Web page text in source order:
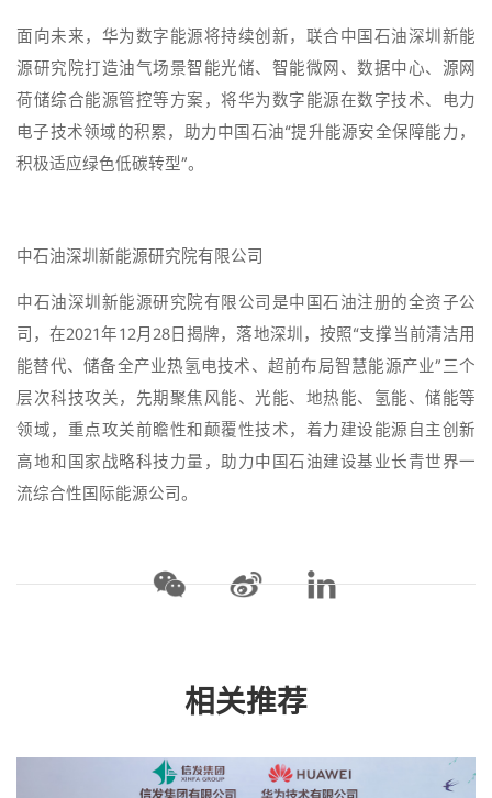
面向未来，华为数字能源将持续创新，联合中国石油深圳新能
源研究院打造油气场景智能光储、智能微网、数据中心、源网
荷储综合能源管控等方案，将华为数字能源在数字技术、电力
电子技术领域的积累，助力中国石油“提升能源安全保障能力，
积极适应绿色低碳转型”。
中石油深圳新能源研究院有限公司
中石油深圳新能源研究院有限公司是中国石油注册的全资子公
司，在2021年12月28日揭牌，落地深圳，按照“支撑当前清洁用
能替代、储备全产业热氢电技术、超前布局智慧能源产业”三个
层次科技攻关，先期聚焦风能、光能、地热能、氢能、储能等
领域，重点攻关前瞻性和颠覆性技术，着力建设能源自主创新
高地和国家战略科技力量，助力中国石油建设基业长青世界一
流综合性国际能源公司。
相关推荐